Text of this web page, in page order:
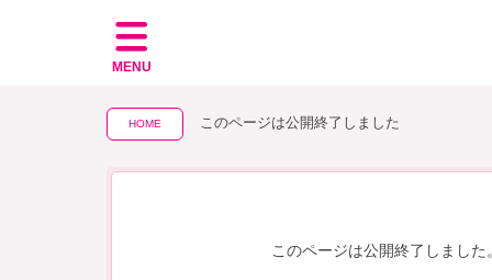
MENU
HOME このページは公開終了しました
このページは公開終了しました